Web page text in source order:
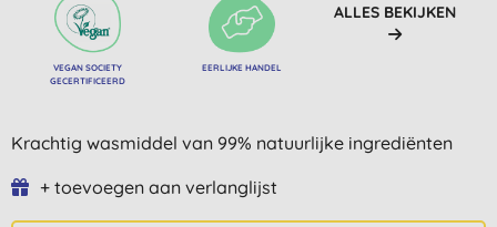
VEGAN SOCIETY
GECERTIFICEERD
EERLIJKE HANDEL
ALLES BEKIJKEN
Krachtig wasmiddel van 99% natuurlijke ingrediënten
+ toevoegen aan verlanglijst